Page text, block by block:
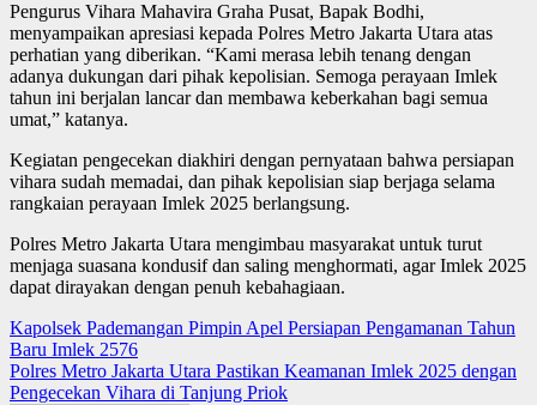
Pengurus Vihara Mahavira Graha Pusat, Bapak Bodhi,
menyampaikan apresiasi kepada Polres Metro Jakarta Utara atas
perhatian yang diberikan. “Kami merasa lebih tenang dengan
adanya dukungan dari pihak kepolisian. Semoga perayaan Imlek
tahun ini berjalan lancar dan membawa keberkahan bagi semua
umat,” katanya.
Kegiatan pengecekan diakhiri dengan pernyataan bahwa persiapan
vihara sudah memadai, dan pihak kepolisian siap berjaga selama
rangkaian perayaan Imlek 2025 berlangsung.
Polres Metro Jakarta Utara mengimbau masyarakat untuk turut
menjaga suasana kondusif dan saling menghormati, agar Imlek 2025
dapat dirayakan dengan penuh kebahagiaan.
Post
navigation
Kapolsek Pademangan Pimpin Apel Persiapan Pengamanan Tahun
Baru Imlek 2576
Polres Metro Jakarta Utara Pastikan Keamanan Imlek 2025 dengan
Pengecekan Vihara di Tanjung Priok